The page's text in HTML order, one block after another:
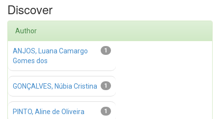
Discover
Author
1
ANJOS, Luana Camargo
Gomes dos
1
GONÇALVES, Núbia Cristina
1
PINTO, Aline de Oliveira